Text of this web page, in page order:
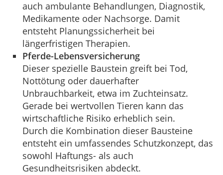
auch ambulante Behandlungen, Diagnostik,
Medikamente oder Nachsorge. Damit
entsteht Planungssicherheit bei
längerfristigen Therapien.
Pferde-Lebensversicherung
Dieser spezielle Baustein greift bei Tod,
Nottötung oder dauerhafter
Unbrauchbarkeit, etwa im Zuchteinsatz.
Gerade bei wertvollen Tieren kann das
wirtschaftliche Risiko erheblich sein.
Durch die Kombination dieser Bausteine
entsteht ein umfassendes Schutzkonzept, das
sowohl Haftungs- als auch
Gesundheitsrisiken abdeckt.